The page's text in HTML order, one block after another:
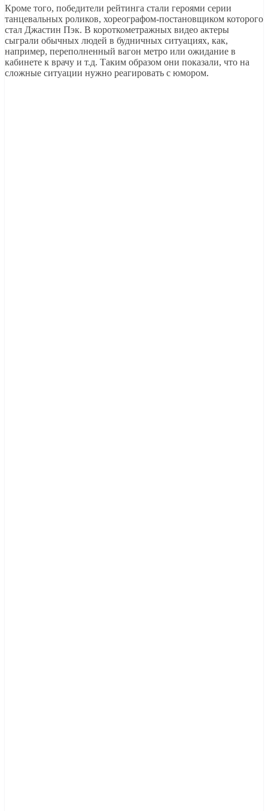
Кроме того, победители рейтинга стали героями серии
танцевальных роликов, хореографом-постановщиком которого
стал Джастин Пэк. В короткометражных видео актеры
сыграли обычных людей в будничных ситуациях, как,
например, переполненный вагон метро или ожидание в
кабинете к врачу и т.д. Таким образом они показали, что на
сложные ситуации нужно реагировать с юмором.